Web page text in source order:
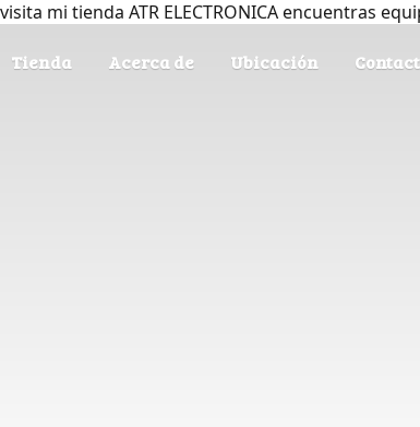
visita mi tienda ATR ELECTRONICA encuentras
Tienda Acerca de Ubicación